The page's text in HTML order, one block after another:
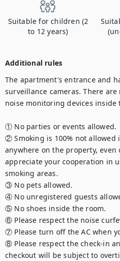
Suitable for children (2
to 12 years)
Additional rules
The apartment's entrance and
surveillance cameras. There
noise monitoring devices inside
① No parties or events allowed.
② Smoking is 100% not allowed
anywhere on the property, even
appreciate your cooperation in
smoking areas.
③ No pets allowed.
④ No unregistered guests
⑤ No shoes inside the room.
⑥ Please respect the noise
⑦ Please turn off the AC when
⑧ Please respect the check-in
checkout will be subject to